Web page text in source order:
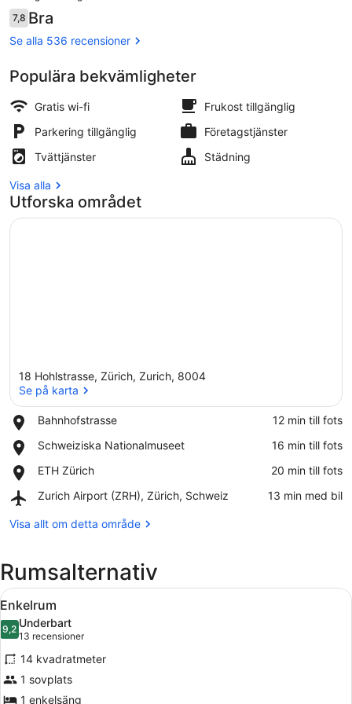
är
1 896 kr
Recensioner
7,87,8 av 10,
Bra
Se alla 536 recensioner
Populära bekvämligheter
Gratis wi-fi
Frukost tillgänglig
Parkering tillgänglig
Företagstjänster
Tvättjänster
Städning
Visa alla
Utforska området
18 Hohlstrasse, Zürich, Zurich, 8004
Se på karta
Bahnhofstrasse
Place,
‪12 min till fots‬
Schweiziska Nationalmuseet
Place,
Nationalmuseet
‪16 min till fots‬
ETH Zürich
Place,
Zürich
‪20 min till fots‬
Zurich Airport (ZRH), Zürich, Schweiz
Airport,
Airport
Schweiz
‪13 min med bil‬
Visa allt om detta område
Rumsalternativ
Öppna
alla
foton
för
Enkelrum
Enkelrum | Sängtillbehör av
5
Enkelrum
9,29,2 av 10
Underbart
13 recensioner
(13 recensioner)
14 kvadratmeter
1 sovplats
1 enkelsäng